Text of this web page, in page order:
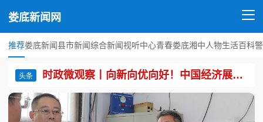
娄底新闻网
推荐娄底新闻县市新闻综合新闻视听中心青春娄底湘中人物生活百科
头条 时政微观察丨向新向优向好！中国经济展现强大韧性和活力